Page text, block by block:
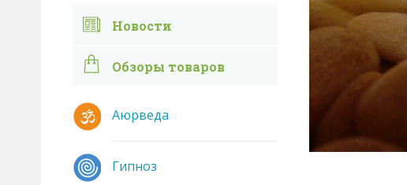
Новости
Обзоры товаров
Аюрведа
Гипноз